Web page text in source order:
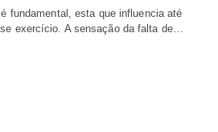
fundamental, esta que influencia até
exercício. A sensação da falta de…